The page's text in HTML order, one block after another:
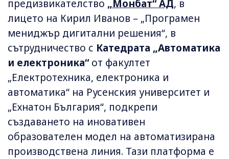
предизвикателство „Монбат“ АД, в
лицето на Кирил Иванов – „Програмен
мениджър дигитални решения“, в
сътрудничество с Катедрата „Автоматика
и електроника“от факултет
„Електротехника, електроника и
автоматика“ на Русенския университет и
„Ехнатон България“, подкрепи
създаването на иновативен
образователен модел на автоматизирана
производствена линия. Тази платформа е